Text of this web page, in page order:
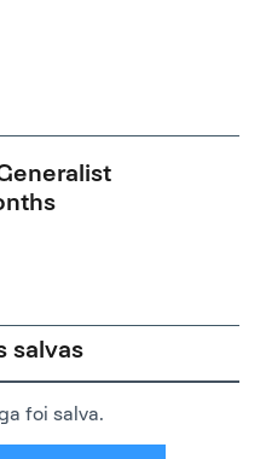
salvas
foi salva.